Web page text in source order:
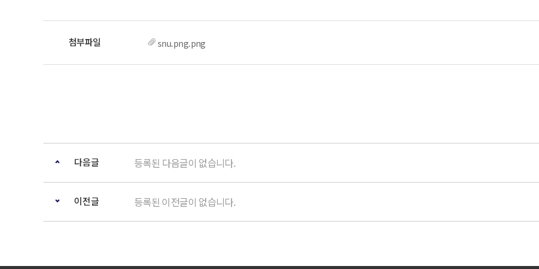
snu.png.png
다음글 등록된 다음글이 없습니다.
이전글 등록된 이전글이 없습니다.